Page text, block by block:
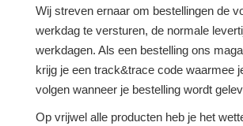
Wij streven ernaar om bestellingen de
werkdag te versturen, de normale
werkdagen. Als een bestelling ons
krijg je een track&trace code waarmee
volgen wanneer je bestelling wordt
Op vrijwel alle producten heb je het